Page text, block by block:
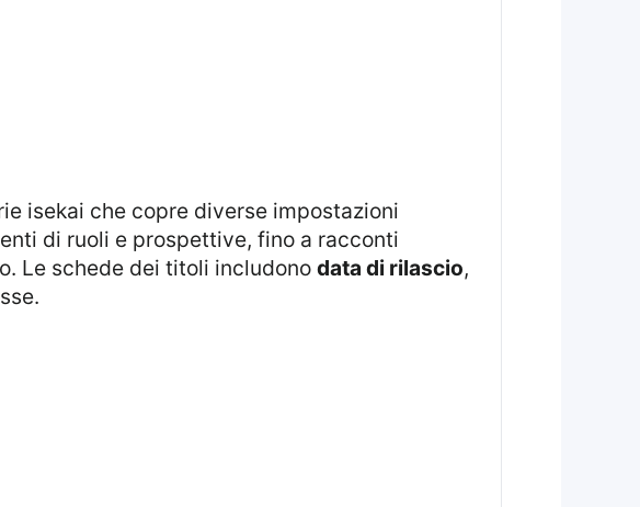
di ruoli e prospettive, fino a racconti
Le schede dei titoli includono data di rilascio,